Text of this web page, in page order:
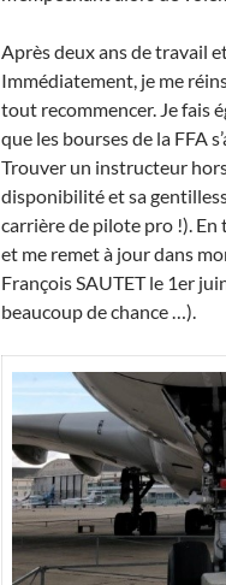
Après deux ans de travail
Immédiatement, je me
tout recommencer. Je fais
que les bourses de la FFA
Trouver un instructeur
disponibilité et sa
carrière de pilote pro !). En
et me remet à jour dans
François SAUTET le 1er
beaucoup de chance …).